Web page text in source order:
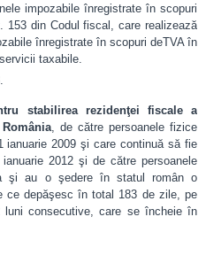
impozabile înregistrate în scopuri
153 din Codul fiscal, care realizează
înregistrate în scopuri deTVA în
taxabile.
stabilirea rezidenţei fiscale a
, de către persoanele fizice
ianuarie 2009 şi care continuă să fie
2012 şi de către persoanele
şi au o şedere în statul român o
ce depăşesc în total 183 de zile, pe
luni consecutive, care se încheie în